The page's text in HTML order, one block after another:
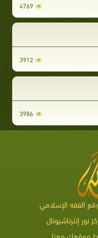
4769
3912
3986
الفقه الإسلامي
نور إنترناشيونال
موقعك معنا